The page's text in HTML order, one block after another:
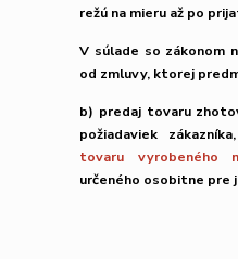
režú na mieru až po
V súlade so zákonom
od zmluvy, ktorej
b) predaj tovaru
požiadaviek
tovaru vyrobeného
určeného osobitne pre